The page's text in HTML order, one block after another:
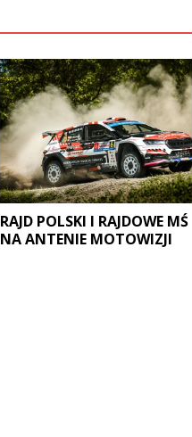
RAJD POLSKI I RAJDOWE MŚ
NA ANTENIE MOTOWIZJI